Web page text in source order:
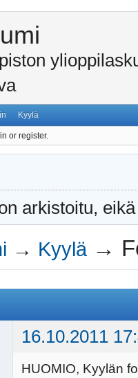
Kyylä
or register.
arkistoitu,
→ Kyylä →
16.10.2011
HUOMIO, Kyylän